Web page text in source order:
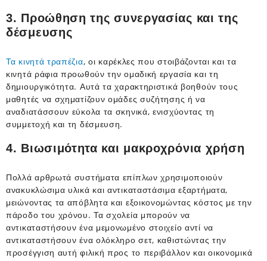
3. Προώθηση της συνεργασίας και της
δέσμευσης
Τα κινητά τραπέζια, οι καρέκλες που στοιβάζονται και τα
κινητά ράφια προωθούν την ομαδική εργασία και τη
δημιουργικότητα. Αυτά τα χαρακτηριστικά βοηθούν τους
μαθητές να σχηματίζουν ομάδες συζήτησης ή να
αναδιατάσσουν εύκολα τα σκηνικά, ενισχύοντας τη
συμμετοχή και τη δέσμευση.
4. Βιωσιμότητα και μακροχρόνια χρήση
Πολλά αρθρωτά συστήματα επίπλων χρησιμοποιούν
ανακυκλώσιμα υλικά και αντικαταστάσιμα εξαρτήματα,
μειώνοντας τα απόβλητα και εξοικονομώντας κόστος με την
πάροδο του χρόνου. Τα σχολεία μπορούν να
αντικαταστήσουν ένα μεμονωμένο στοιχείο αντί να
αντικαταστήσουν ένα ολόκληρο σετ, καθιστώντας την
προσέγγιση αυτή φιλική προς το περιβάλλον και οικονομικά